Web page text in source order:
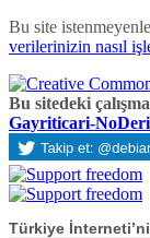
Bu site
verilerinizin nasıl
Bu sitedeki
Gayriticari-
Türkiye